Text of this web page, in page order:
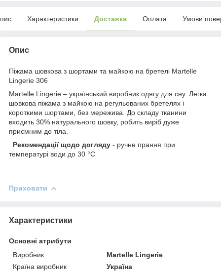
Характеристики Доставка Оплата Умови
Опис
Піжама шовкова з шортами та майкою на бретелі Martelle
Lingerie 306
Мartelle Lingerie – український виробник одягу для сну. Легка
шовкова піжама з майкою на регульованих бретелях і
короткими шортами, без мережива. До складу тканини
входить 30% натурального шовку, робить виріб дуже
приємним до тіла.
Рекомендації щодо догляду - ручне прання при
температурі води до 30 °C
Приховати
Характеристики
Основні атрибути
Виробник
Martelle Lingerie
Країна виробник
Україна